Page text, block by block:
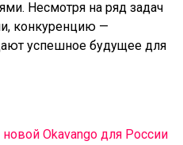
Несмотря на ряд задач
конкуренцию —
успешное будущее для
Okavango для России